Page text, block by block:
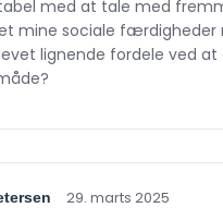
med at tale med
mine sociale
lignende fordele ved at
29. marts 2025